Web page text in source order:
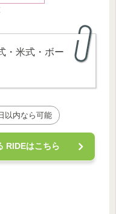
・米式・ボー
以内なら可能
RIDEはこちら